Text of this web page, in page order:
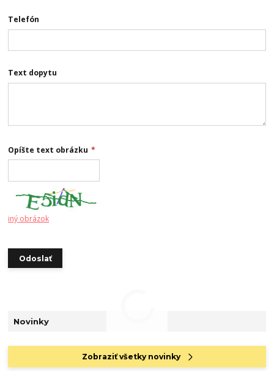
Novinky
Zobraziť všetky novinky
Telefón
Text dopytu
Opíšte text obrázku *
iný obrázok